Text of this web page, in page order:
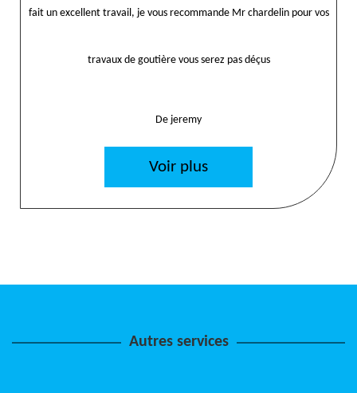
fait un excellent travail, je vous recommande Mr chardelin pour vos
travaux de goutière vous serez pas déçus
De jeremy
Voir plus
Autres services